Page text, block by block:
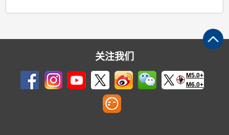
关注我们
M5.0+
M6.0+